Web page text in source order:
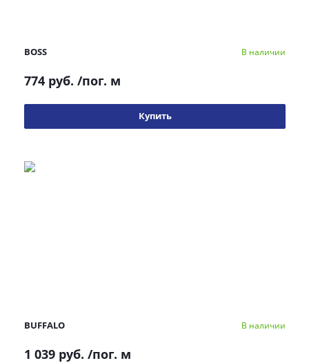
BOSS В наличии
774 руб. /пог. м
Купить
BUFFALO В наличии
1 039 руб. /пог. м